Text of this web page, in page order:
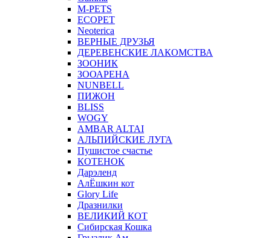
M-PETS
ECOPET
Neoterica
ВЕРНЫЕ ДРУЗЬЯ
ДЕРЕВЕНСКИЕ ЛАКОМСТВА
ЗООНИК
ЗООАРЕНА
NUNBELL
ПИЖОН
BLISS
WOGY
AMBAR ALTAI
АЛЬПИЙСКИЕ ЛУГА
Пушистое счастье
КОТЕНОК
Дарэленд
АлЁшкин кот
Glory Life
Дразнилки
ВЕЛИКИЙ КОТ
Сибирская Кошка